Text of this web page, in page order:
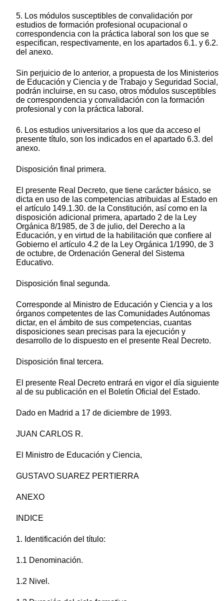
5. Los módulos susceptibles de convalidación por
estudios de formación profesional ocupacional o
correspondencia con la práctica laboral son los que se
especifican, respectivamente, en los apartados 6.1. y 6.2.
del anexo.
Sin perjuicio de lo anterior, a propuesta de los Ministerios
de Educación y Ciencia y de Trabajo y Seguridad Social,
podrán incluirse, en su caso, otros módulos susceptibles
de correspondencia y convalidación con la formación
profesional y con la práctica laboral.
6. Los estudios universitarios a los que da acceso el
presente título, son los indicados en el apartado 6.3. del
anexo.
Disposición final primera.
El presente Real Decreto, que tiene carácter básico, se
dicta en uso de las competencias atribuidas al Estado en
el artículo 149.1.30. de la Constitución, así como en la
disposición adicional primera, apartado 2 de la Ley
Orgánica 8/1985, de 3 de julio, del Derecho a la
Educación, y en virtud de la habilitación que confiere al
Gobierno el artículo 4.2 de la Ley Orgánica 1/1990, de 3
de octubre, de Ordenación General del Sistema
Educativo.
Disposición final segunda.
Corresponde al Ministro de Educación y Ciencia y a los
órganos competentes de las Comunidades Autónomas
dictar, en el ámbito de sus competencias, cuantas
disposiciones sean precisas para la ejecución y
desarrollo de lo dispuesto en el presente Real Decreto.
Disposición final tercera.
El presente Real Decreto entrará en vigor el día siguiente
al de su publicación en el Boletín Oficial del Estado.
Dado en Madrid a 17 de diciembre de 1993.
JUAN CARLOS R.
El Ministro de Educación y Ciencia,
GUSTAVO SUAREZ PERTIERRA
ANEXO
INDICE
1. Identificación del título:
1.1 Denominación.
1.2 Nivel.